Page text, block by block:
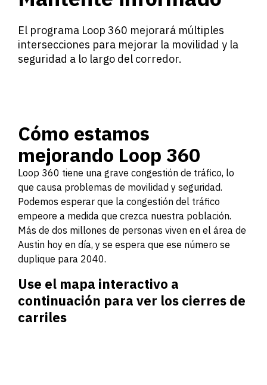
El programa Loop 360 mejorará múltiples
intersecciones para mejorar la movilidad y la
seguridad a lo largo del corredor.
Cómo estamos
mejorando Loop 360
Loop 360 tiene una grave congestión de tráfico, lo
que causa problemas de movilidad y seguridad.
Podemos esperar que la congestión del tráfico
empeore a medida que crezca nuestra población.
Más de dos millones de personas viven en el área de
Austin hoy en día, y se espera que ese número se
duplique para 2040.
Use el mapa interactivo a
continuación para ver los cierres de
carriles